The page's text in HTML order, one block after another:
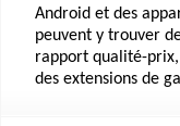
Android et des
peuvent y trouver
rapport qualité-prix,
des extensions de